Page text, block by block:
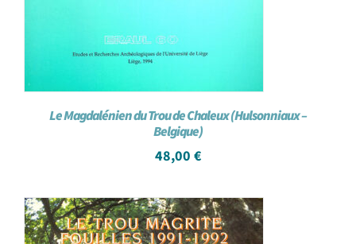
Le Magdalénien du Trou de Chaleux (Hulsonniaux –
Belgique)
48,00 €